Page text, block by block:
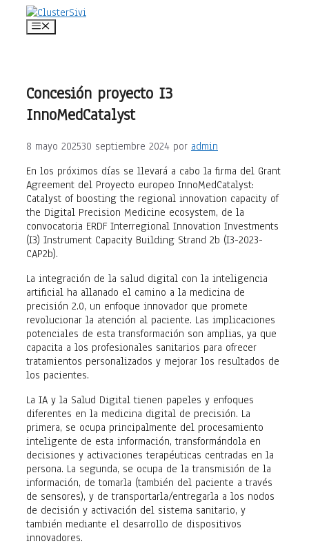
Saltar
Menú
Concesión proyecto I3
InnoMedCatalyst
8 mayo 202530 septiembre 2024 por admin
En los próximos días se llevará a cabo la firma del Grant
Agreement del Proyecto europeo InnoMedCatalyst:
Catalyst of boosting the regional innovation capacity of
the Digital Precision Medicine ecosystem, de la
convocatoria ERDF Interregional Innovation Investments
(I3) Instrument Capacity Building Strand 2b (I3-2023-
CAP2b).
La integración de la salud digital con la inteligencia
artificial ha allanado el camino a la medicina de
precisión 2.0, un enfoque innovador que promete
revolucionar la atención al paciente. Las implicaciones
potenciales de esta transformación son amplias, ya que
capacita a los profesionales sanitarios para ofrecer
tratamientos personalizados y mejorar los resultados de
los pacientes.
La IA y la Salud Digital tienen papeles y enfoques
diferentes en la medicina digital de precisión. La
primera, se ocupa principalmente del procesamiento
inteligente de esta información, transformándola en
decisiones y activaciones terapéuticas centradas en la
persona. La segunda, se ocupa de la transmisión de la
información, de tomarla (también del paciente a través
de sensores), y de transportarla/entregarla a los nodos
de decisión y activación del sistema sanitario, y
también mediante el desarrollo de dispositivos
innovadores.